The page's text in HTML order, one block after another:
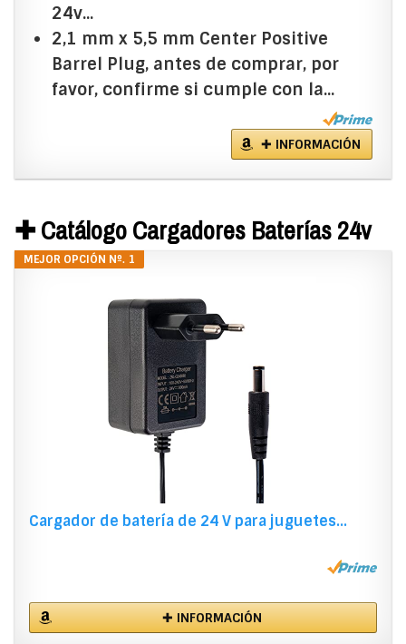
24v...
2,1 mm x 5,5 mm Center Positive
Barrel Plug, antes de comprar, por
favor, confirme si cumple con la...
✚ INFORMACIÓN
✚ Catálogo Cargadores Baterías 24v
MEJOR OPCIÓN Nº. 1
Cargador de batería de 24 V para juguetes...
✚ INFORMACIÓN